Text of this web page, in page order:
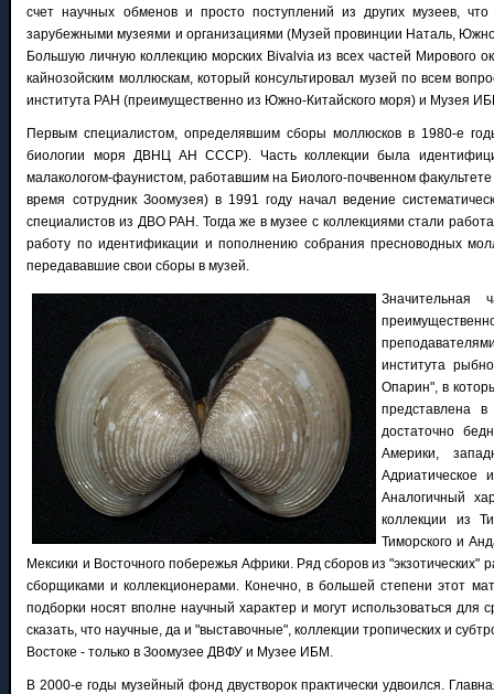
счет научных обменов и просто поступлений из других музеев,
зарубежными музеями и организациями (Музей провинции Наталь,
Большую личную коллекцию морских Bivalvia из всех частей
кайнозойским моллюскам, который консультировал музей по всем
института РАН (преимущественно из Южно-Китайского моря) и Музея
Первым специалистом, определявшим сборы моллюсков в 1980-е
биологии моря ДВНЦ АН СССР). Часть коллекции была
малакологом-фаунистом, работавшим на Биолого-почвенном
время сотрудник Зоомузея) в 1991 году начал ведение
специалистов из ДВО РАН. Тогда же в музее с коллекциями стали
работу по идентификации и пополнению собрания пресноводных
передававшие свои сборы в музей.
Значительная
института
Опарин", в
представлена
достаточно
Америки,
Адриатическое
Аналогичный
коллекции из
Тиморского и
Мексики и Восточного побережья Африки. Ряд сборов из
сборщиками и коллекционерами. Конечно, в большей степени этот
подборки носят вполне научный характер и могут использоваться
сказать, что научные, да и "выставочные", коллекции тропических и
Востоке - только в Зоомузее ДВФУ и Музее ИБМ.
В 2000-е годы музейный фонд двустворок практически удвоился.